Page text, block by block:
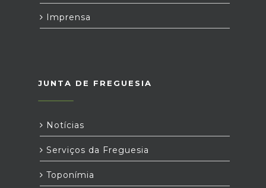
Imprensa
JUNTA DE FREGUESIA
Notícias
Serviços da Freguesia
Toponímia